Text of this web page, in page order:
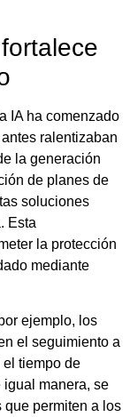
IA ha comenzado
ralentizaban
la generación
de planes de
soluciones
Esta
la protección
mediante
ejemplo, los
el seguimiento a
tiempo de
manera, se
que permiten a los